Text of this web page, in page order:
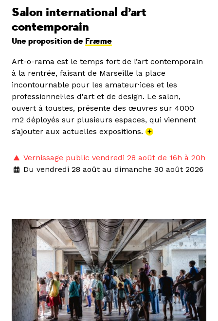
Salon international d’art
contemporain
Une proposition de Fræme
Art-o-rama est le temps fort de l’art contemporain
à la rentrée, faisant de Marseille la place
incontournable pour les amateur·ices et les
professionnel·les d'art et de design. Le salon,
ouvert à toustes, présente des œuvres sur 4000
m2 déployés sur plusieurs espaces, qui viennent
s’ajouter aux actuelles expositions. +
Vernissage public vendredi 28 août de 16h à 20h
Du vendredi 28 août au dimanche 30 août 2026